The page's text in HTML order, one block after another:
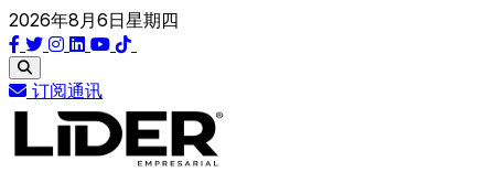
2026年8月6日星期四
订阅通讯